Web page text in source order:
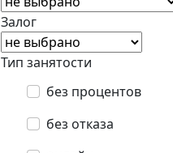
Залог
Тип занятости
без процентов
без отказа